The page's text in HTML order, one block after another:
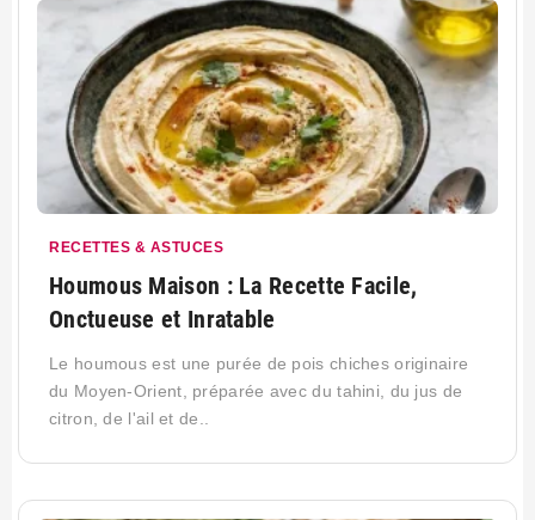
RECETTES & ASTUCES
Houmous Maison : La Recette Facile,
Onctueuse et Inratable
Le houmous est une purée de pois chiches originaire
du Moyen-Orient, préparée avec du tahini, du jus de
citron, de l'ail et de..